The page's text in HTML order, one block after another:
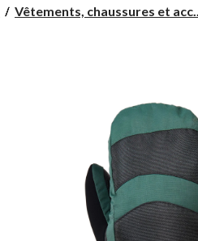
Vêtements, chaussures et acc...